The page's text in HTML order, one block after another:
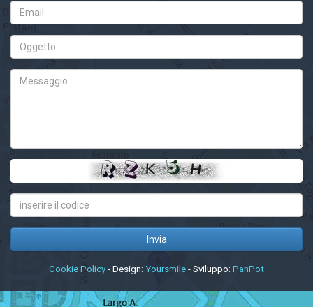
Cookie Policy - Design: Yoursmile - Sviluppo: PanPot